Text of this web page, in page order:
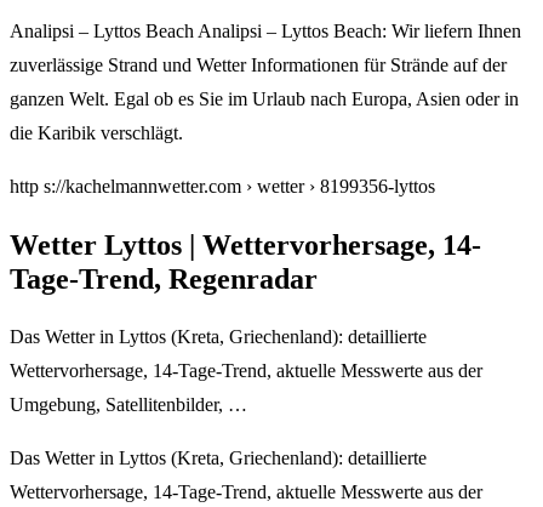
Analipsi – Lyttos Beach Analipsi – Lyttos Beach: Wir liefern Ihnen
zuverlässige Strand und Wetter Informationen für Strände auf der
ganzen Welt. Egal ob es Sie im Urlaub nach Europa, Asien oder in
die Karibik verschlägt.
http s://kachelmannwetter.com › wetter › 8199356-lyttos
Wetter Lyttos | Wettervorhersage, 14-
Tage-Trend, Regenradar
Das Wetter in Lyttos (Kreta, Griechenland): detaillierte
Wettervorhersage, 14-Tage-Trend, aktuelle Messwerte aus der
Umgebung, Satellitenbilder, …
Das Wetter in Lyttos (Kreta, Griechenland): detaillierte
Wettervorhersage, 14-Tage-Trend, aktuelle Messwerte aus der